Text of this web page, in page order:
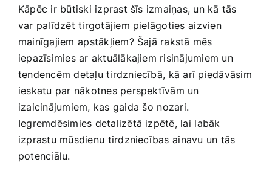
Preces birojam
Preces pieaugušajiem
Rotaļlietas, bērnu preces
Smaržas, kosmētika
Kāpēc ir‌ būtiski izprast šīs izmaiņas, un kā tās
var palīdzēt tirgotājiem pielāgoties⁣ aizvien
mainīgajiem ⁢apstākļiem? Šajā rakstā ‍mēs‌
iepazīsimies ar aktuālākajiem risinājumiem un
tendencēm‍ detaļu tirdzniecībā,⁢ kā arī piedāvāsim‍
ieskatu par nākotnes‌ perspektīvām un
‍izaicinājumiem, kas gaida⁤ šo ⁤nozari.
Iegremdēsimies ​detalizētā izpētē, lai ⁤labāk
izprastu mūsdienu⁢ tirdzniecības ⁢ainavu un tās
potenciālu.